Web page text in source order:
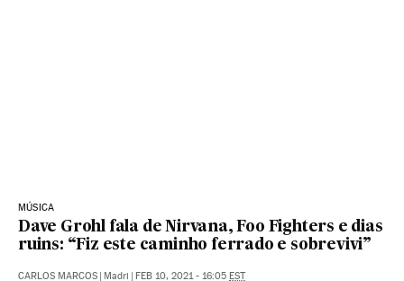
MÚSICA
Dave Grohl fala de Nirvana, Foo Fighters e dias
ruins: “Fiz este caminho ferrado e sobrevivi”
CARLOS MARCOS | Madri | FEB 10, 2021 - 16:05 EST